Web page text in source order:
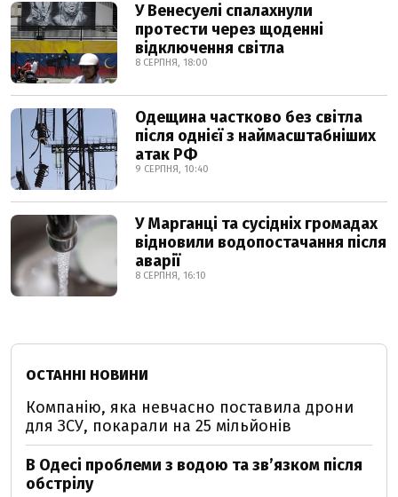
У Венесуелі спалахнули
протести через щоденні
відключення світла
8 СЕРПНЯ, 18:00
Одещина частково без світла
після однієї з наймасштабніших
атак РФ
9 СЕРПНЯ, 10:40
У Марганці та сусідніх громадах
відновили водопостачання після
аварії
8 СЕРПНЯ, 16:10
ОСТАННІ НОВИНИ
Компанію, яка невчасно поставила дрони
для ЗСУ, покарали на 25 мільйонів
В Одесі проблеми з водою та звʼязком після
обстрілу